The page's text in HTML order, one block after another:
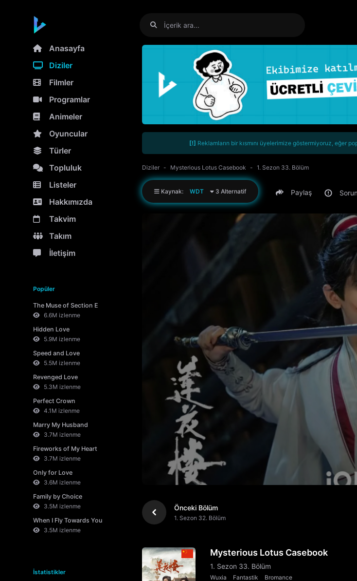
Anasayfa
Diziler
Filmler
Programlar
Animeler
Oyuncular
Türler
Topluluk
Listeler
Hakkımızda
Takvim
Takım
İletişim
Popüler
The Muse of Section E
6.6M izlenme
Hidden Love
5.9M izlenme
Speed and Love
5.5M izlenme
Revenged Love
5.3M izlenme
Perfect Crown
4.1M izlenme
Marry My Husband
3.7M izlenme
Fireworks of My Heart
3.7M izlenme
Only for Love
3.6M izlenme
Family by Choice
3.5M izlenme
When I Fly Towards You
3.5M izlenme
İstatistikler
[!] Reklamların bir kısmını üyelerimize göstermiyoruz, eğer
Diziler Mysterious Lotus Casebook 1. Sezon 33. Bölüm
Kaynak: WDT 3 Alternatif Paylaş
Önceki Bölüm
1. Sezon 32. Bölüm
Mysterious Lotus Casebook
1. Sezon 33. Bölüm
Wuxia Fantastik Bromance